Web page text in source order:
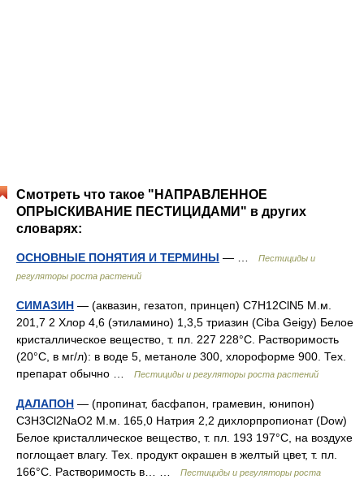
Смотреть что такое "НАПРАВЛЕННОЕ
ОПРЫСКИВАНИЕ ПЕСТИЦИДАМИ" в других
словарях:
ОСНОВНЫЕ ПОНЯТИЯ И ТЕРМИНЫ — …
Пестициды и
регуляторы роста растений
СИМАЗИН — (аквазин, гезатоп, принцеп) C7H12ClN5 М.м.
201,7 2 Хлор 4,6 (этиламино) 1,3,5 триазин (Ciba Geigy) Белое
кристаллическое вещество, т. пл. 227 228°С. Растворимость
(20°С, в мг/л): в воде 5, метаноле 300, хлороформе 900. Тех.
препарат обычно …
Пестициды и регуляторы роста растений
ДАЛАПОН — (пропинат, басфапон, грамевин, юнипон)
С3Н3Сl2NaО2 М.м. 165,0 Натрия 2,2 дихлорпропионат (Dow)
Белое кристаллическое вещество, т. пл. 193 197°С, на воздухе
поглощает влагу. Тех. продукт окрашен в желтый цвет, т. пл.
166°С. Растворимость в… …
Пестициды и регуляторы роста